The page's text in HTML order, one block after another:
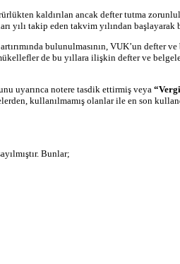
kaldırılan ancak defter tutma
yılı takip eden takvim yılından
bulunulmasının, VUK’un
de bu yıllara ilişkin defter ve
uyarınca notere tasdik ettirmiş veya
kullanılmamış olanlar ile en son
Bunlar;